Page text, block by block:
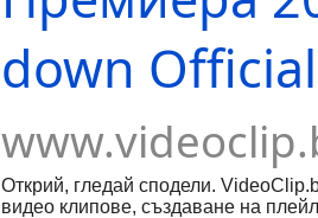
down
Открий, гледай сподели.
видео клипове, създаване на